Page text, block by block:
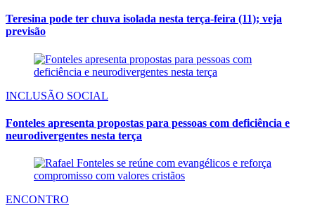
Teresina pode ter chuva isolada nesta terça-feira (11); veja
previsão
INCLUSÃO SOCIAL
Fonteles apresenta propostas para pessoas com deficiência e
neurodivergentes nesta terça
ENCONTRO